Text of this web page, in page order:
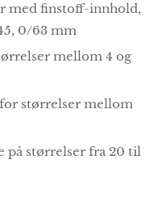
med finstoff-innhold,
0/63 mm
mellom 4 og
størrelser mellom
på størrelser fra 20 til